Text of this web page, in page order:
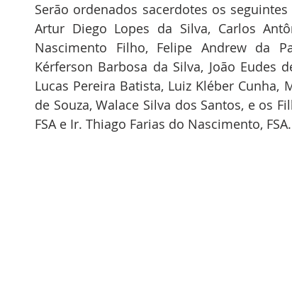
Serão ordenados sacerdotes os
Artur Diego Lopes da Silva, Carlos
Nascimento Filho, Felipe Andrew da
Kérferson Barbosa da Silva, João Eudes
Lucas Pereira Batista, Luiz Kléber Cunha,
de Souza, Walace Silva dos Santos, e os
FSA e Ir. Thiago Farias do Nascimento, FSA.